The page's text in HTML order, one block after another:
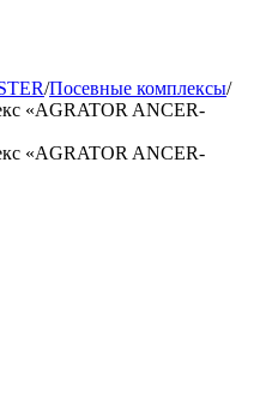
/Посевные комплексы/
«AGRATOR ANCER-
«AGRATOR ANCER-